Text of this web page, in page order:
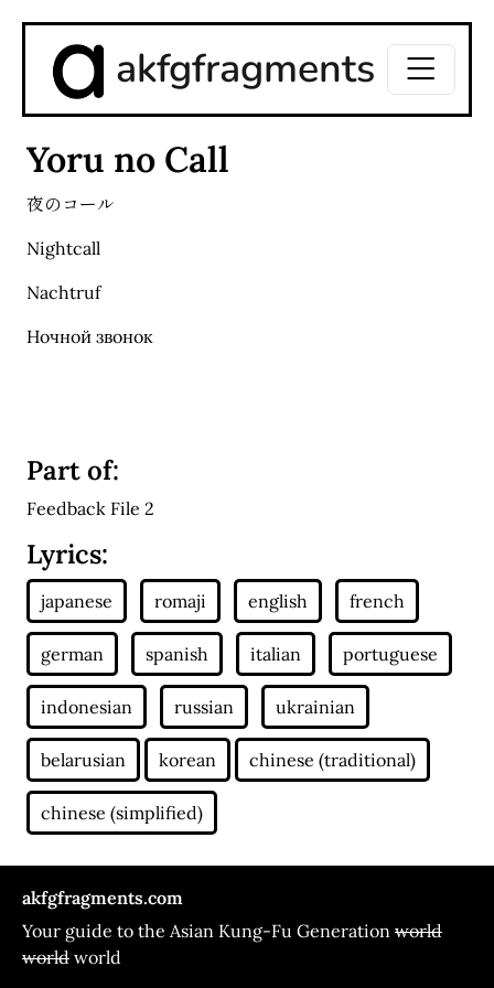
akfgfragments
Yoru no Call
夜のコール
Nightcall
Nachtruf
Ночной звонок
Part of:
Feedback File 2
Lyrics:
akfgfragments.com
Your guide to the Asian Kung-Fu Generation world
world world